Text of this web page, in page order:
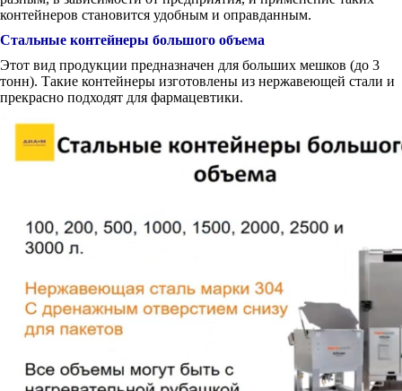
контейнеров становится удобным и оправданным.
Стальные контейнеры большого объема
Этот вид продукции предназначен для больших мешков (до 3
тонн). Такие контейнеры изготовлены из нержавеющей стали и
прекрасно подходят для фармацевтики.